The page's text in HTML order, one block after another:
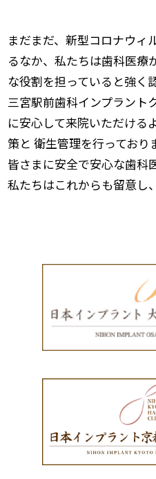
まだまだ、新型コロナウィ
るなか、私たちは歯科医療
な役割を担っていると強く
三宮駅前歯科インプラント
に安心して来院いただける
策と 衛生管理を行っており
皆さまに安全で安心な歯科
私たちはこれからも留意し